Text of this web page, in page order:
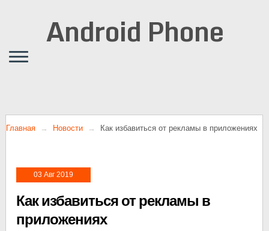
Android Phone
Главная Новости Как избавиться от рекламы в приложениях
03 Авг 2019
Как избавиться от рекламы в
приложениях